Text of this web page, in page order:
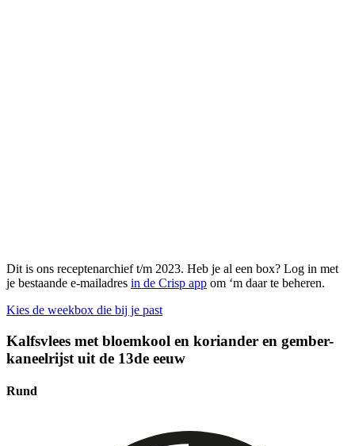
Dit is ons receptenarchief t/m 2023. Heb je al een box? Log in met
je bestaande e-mailadres in de Crisp app om ‘m daar te beheren.
Kies de weekbox die bij je past
Kalfsvlees met bloemkool en koriander en gember-
kaneelrijst uit de 13de eeuw
Rund